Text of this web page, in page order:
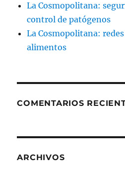
La Cosmopolitana:
control de patógenos
La Cosmopolitana:
alimentos
COMENTARIOS
ARCHIVOS